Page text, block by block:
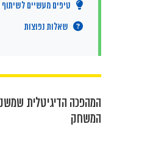
טיפים מעשיים
שאלות נפוצות
המהפכה הדיגיטלית
המשחק